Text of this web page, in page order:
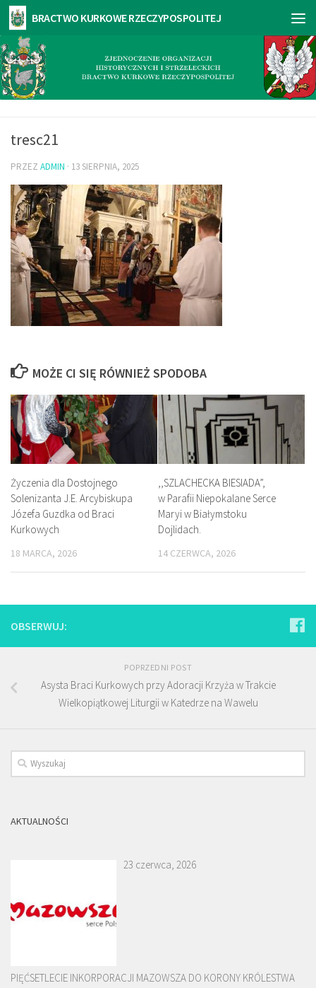
tresc21
PRZEZ ADMIN · 13 SIERPNIA, 2025
MOŻE CI SIĘ RÓWNIEŻ SPODOBA
Życzenia dla Dostojnego
Solenizanta J.E. Arcybiskupa
Józefa Guzdka od Braci
Kurkowych
18 MARCA, 2026
,,SZLACHECKA BIESIADA”,
w Parafii Niepokalane Serce
Maryi w Białymstoku
Dojlidach.
14 CZERWCA, 2026
OBSERWUJ:
POPRZEDNI POST
Asysta Braci Kurkowych przy Adoracji Krzyża w Trakcie
Wielkopiątkowej Liturgii w Katedrze na Wawelu
AKTUALNOŚCI
23 czerwca, 2026
PIĘĆSETLECIE INKORPORACJI MAZOWSZA DO KORONY KRÓLESTWA